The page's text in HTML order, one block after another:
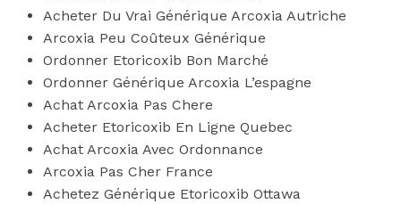
Acheter Du Vrai Générique Arcoxia Autriche
Arcoxia Peu Coûteux Générique
Ordonner Etoricoxib Bon Marché
Ordonner Générique Arcoxia L’espagne
Achat Arcoxia Pas Chere
Acheter Etoricoxib En Ligne Quebec
Achat Arcoxia Avec Ordonnance
Arcoxia Pas Cher France
Achetez Générique Etoricoxib Ottawa